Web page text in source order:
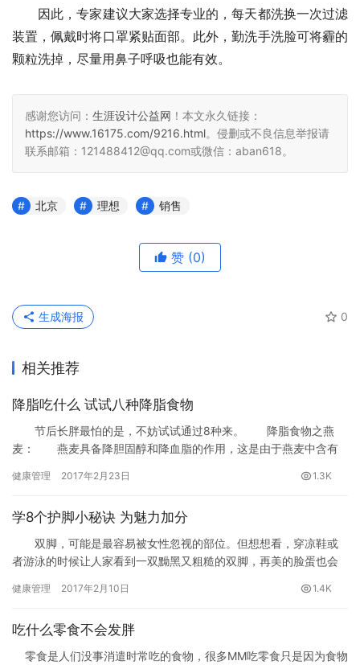
因此，专家建议大家选择专业的，每天都洗换一次过滤
装置，佩戴时将口罩紧贴面部。此外，勤洗手洗脸可将霾的
颗粒洗掉，尽量用鼻子呼吸也能有效。
感谢您访问： 生涯设计公益网 ！本文永久链接：
https://www.16175.com/9216.html。侵删或不良信息举报请
联系邮箱：121488412@qq.com或微信：aban618。
北京 理想 销售
赞 (0)
0
生成海报
相关推荐
降脂吃什么 试试八种降脂食物
节后长胖最怕的是，不妨试试通过8种来。 降脂食物之燕
麦： 燕麦具备降胆固醇和降血脂的作用，这是由于燕麦中含有
健康管理 2017年2月23日 1.3K
学8个护脚小秘诀 为魅力加分
双脚，可能是最容易被女性忽视的部位。但想想看，穿凉鞋或
者游泳的时候让人家看到一双黝黑又粗糙的双脚，再美的脸蛋也会
双脚保养必不可少，小编为你推荐几个保养双脚的好方法。
健康管理 2017年2月10日 1.4K
吃什么零食不会发胖
零食是人们没事消遣时常吃的食物，很多MM吃零食只是因为食物